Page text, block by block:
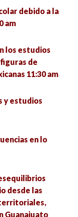
12:30 pm
de
Eligio Meza
en el
Vocaciones
(2011–2021)
las
y
12:00
En la
pm
de vida de
debido a la
am
los estudios
de
11:30 am
y estudios
en lo
desde las
Guanajuato